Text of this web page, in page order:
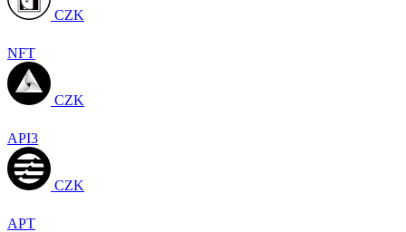
CZK
NFT
CZK
API3
CZK
APT